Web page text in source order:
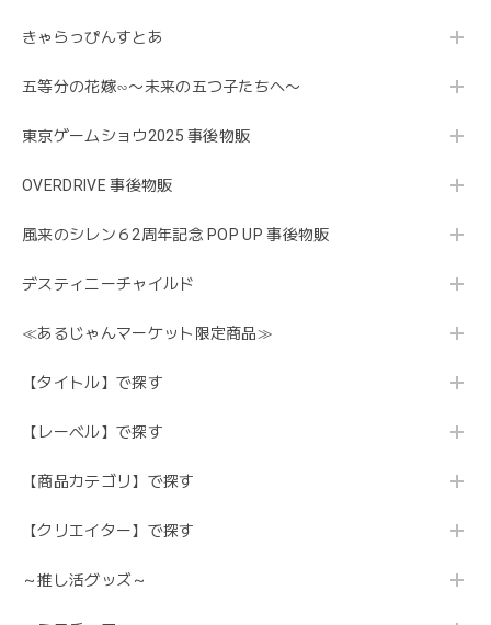
きゃらっぴんすとあ
五等分の花嫁∽〜未来の五つ子たちへ〜
東京ゲームショウ2025 事後物販
OVERDRIVE 事後物販
風来のシレン６2周年記念 POP UP 事後物販
デスティニーチャイルド
≪あるじゃんマーケット限定商品≫
【タイトル】で探す
【レーベル】で探す
【商品カテゴリ】で探す
【クリエイター】で探す
～推し活グッズ～